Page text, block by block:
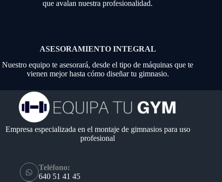
que avalan nuestra profesionalidad.
ASESORAMIENTO INTEGRAL
Nuestro equipo te asesorará, desde el tipo de máquinas que te
vienen mejor hasta cómo diseñar tu gimnasio.
Empresa especializada en el montaje de gimnasios para uso
profesional
Teléfono:
640 51 41 45